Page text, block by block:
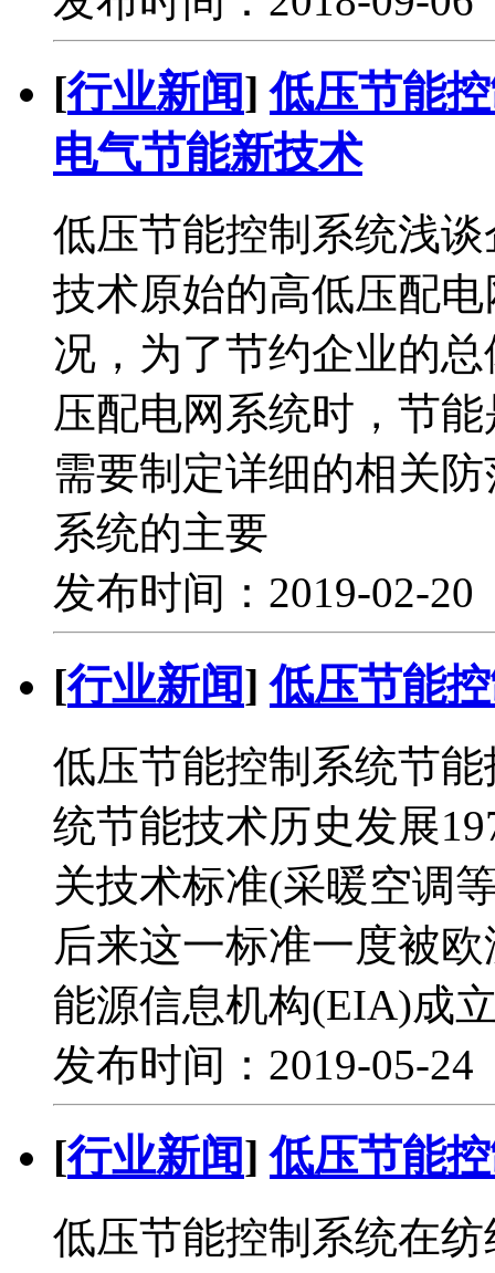
[行业新闻]低压节能
电气节能新技术
低压节能控制系统浅
技术原始的高低压配
况，为了节约企业的
压配电网系统时，节
需要制定详细的相关
系统的主要
发布时间：2019-02-
[行业新闻]低压节能
低压节能控制系统节
统节能技术历史发展
关技术标准(采暖空调
后来这一标准一度被
能源信息机构(EIA)成
发布时间：2019-05-
[行业新闻]低压节能
低压节能控制系统在